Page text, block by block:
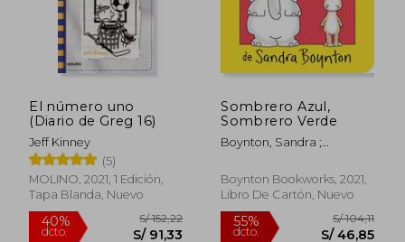
El número uno
(Diario de Greg 16)
Jeff Kinney
(5)
MOLINO, 2021, 1 Edición,
Tapa Blanda, Nuevo
Sombrero Azul,
Sombrero Verde
Boynton, Sandra ;
Boynton Bookworks, 2021,
Libro De Cartón, Nuevo